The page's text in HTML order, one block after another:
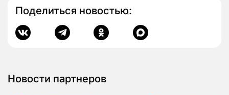
Поделиться новостью:
Новости партнеров